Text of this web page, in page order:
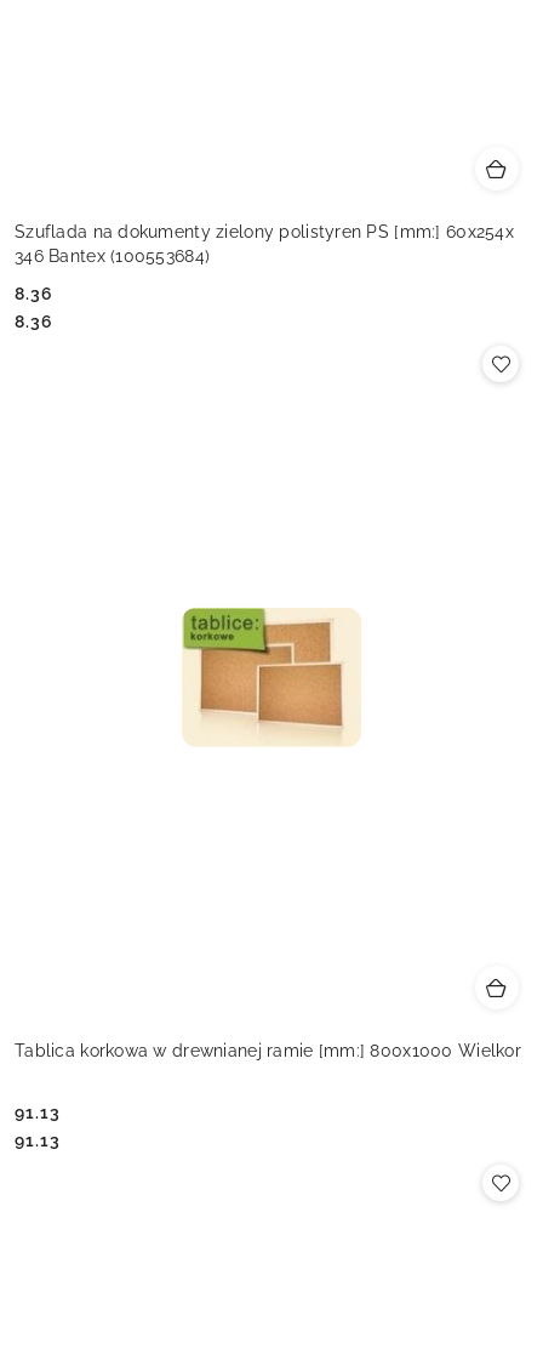
Szuflada na dokumenty zielony polistyren PS [mm:] 60x254x
346 Bantex (100553684)
Cena:
8.36
Cena:
8.36
Tablica korkowa w drewnianej ramie [mm:] 800x1000 Wielkor
Cena:
91.13
Cena:
91.13